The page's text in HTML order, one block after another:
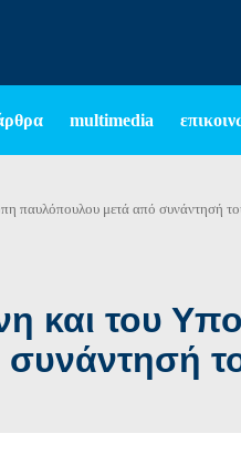
multimedia
παυλόπουλου μετά από συνάντησή
και του